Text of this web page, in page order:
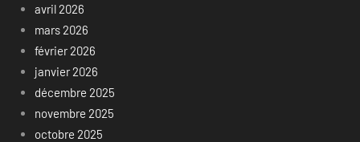
avril 2026
mars 2026
février 2026
janvier 2026
décembre 2025
novembre 2025
octobre 2025